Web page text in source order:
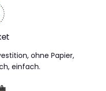
ohne Papier,
einfach.